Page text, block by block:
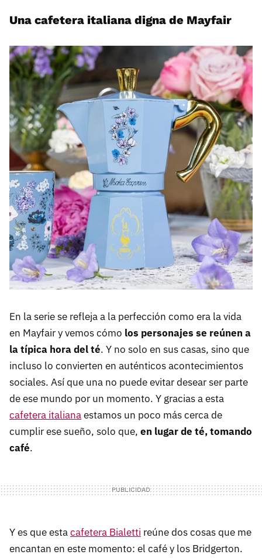
Una cafetera italiana digna de Mayfair
En la serie se refleja a la perfección como era la vida
en Mayfair y vemos cómo los personajes se reúnen a
la típica hora del té. Y no solo en sus casas, sino que
incluso lo convierten en auténticos acontecimientos
sociales. Así que una no puede evitar desear ser parte
de ese mundo por un momento. Y gracias a esta
cafetera italianaestamos un poco más cerca de
cumplir ese sueño, solo que, en lugar de té, tomando
café.
Y es que estacafetera Bialetti reúne dos cosas que me
encantan en este momento: el café y los Bridgerton.